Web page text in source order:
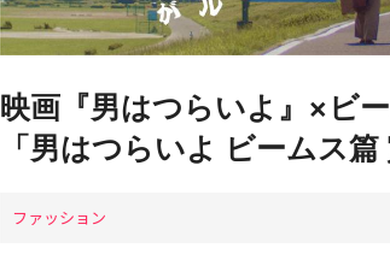
映画『男はつらいよ』×ビ
「男はつらいよ ビームス
ファッション